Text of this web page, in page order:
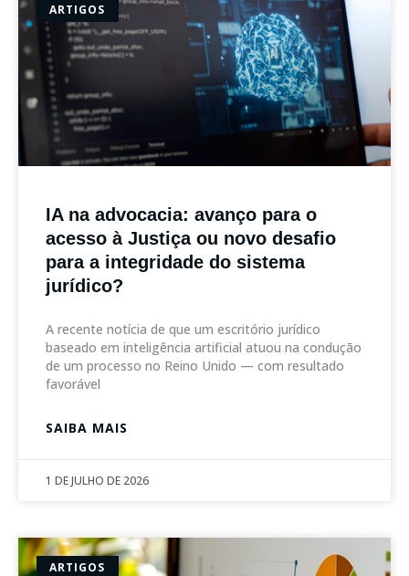
ARTIGOS
IA na advocacia: avanço para o
acesso à Justiça ou novo desafio
para a integridade do sistema
jurídico?
A recente notícia de que um escritório jurídico
baseado em inteligência artificial atuou na condução
de um processo no Reino Unido — com resultado
favorável
SAIBA MAIS
1 DE JULHO DE 2026
ARTIGOS